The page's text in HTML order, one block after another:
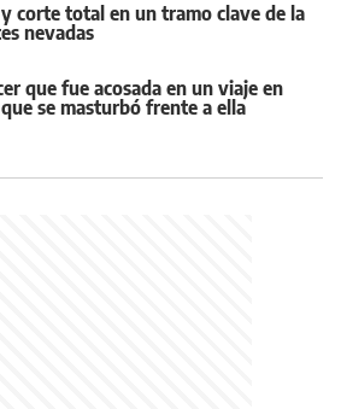
corte total en un tramo clave de la
nevadas
que fue acosada en un viaje en
se masturbó frente a ella